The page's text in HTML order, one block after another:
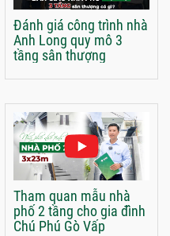
Đánh giá công trình nhà
Anh Long quy mô 3
tầng sân thượng
Tham quan mẫu nhà
phố 2 tầng cho gia đình
Chú Phú Gò Vấp